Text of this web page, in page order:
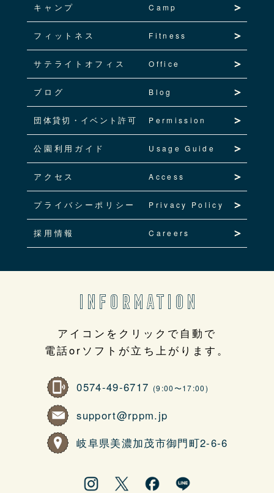
キャンプ Camp
フィットネス Fitness
サテライトオフィス Office
ブログ Blog
団体貸切・イベント許可 Permission
公園利用ガイド Usage Guide
アクセス Access
プライバシーポリシー Privacy Policy
採用情報 Careers
INFORMATION
アイコンをクリックで自動で
電話orソフトが立ち上がります。
0574-49-6717 (9:00〜17:00)
support@rppm.jp
岐阜県美濃加茂市御門町2-6-6